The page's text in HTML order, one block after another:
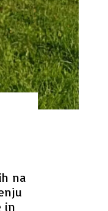
na
in